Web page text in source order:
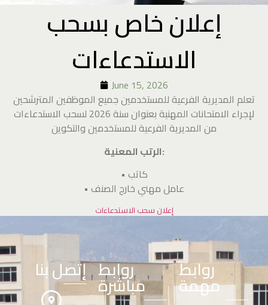
إعلان خاص بسحب
الاستدعاءات
June 15, 2026
تعلم المديرية الفرعية للمستخدمين جميع الموظفين المترشحين
لإجراء الامتحانات المهنية بعنوان سنة 2026 لسحب الاستدعاءات
من المديرية الفرعية للمستخدمين والتكوين
الرتب المعنية:
• كاتب
• عامل مهني خارج الصنف
إعلان سحب الاستدعاءات
روابط
مهمة
روابط
مباشرة
إتصل بنا